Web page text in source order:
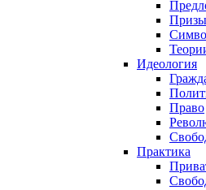
Идеология
Право
Практика